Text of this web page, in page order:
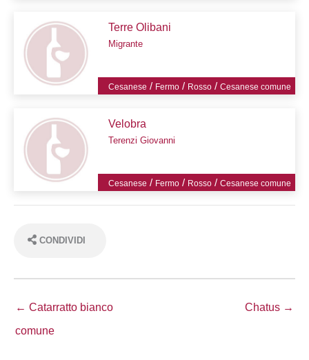
Terre Olibani
Migrante
Cesanese / Fermo / Rosso /Cesanese comune
Velobra
Terenzi Giovanni
Cesanese / Fermo / Rosso /Cesanese comune
CONDIVIDI
← Catarratto bianco
comune
Chatus →